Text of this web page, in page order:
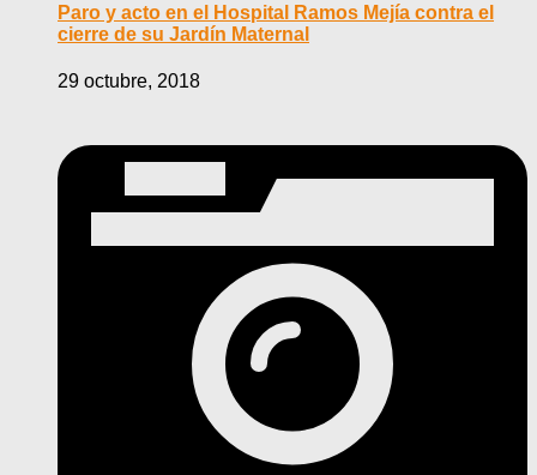
Paro y acto en el Hospital Ramos Mejía contra el
cierre de su Jardín Maternal
29 octubre, 2018